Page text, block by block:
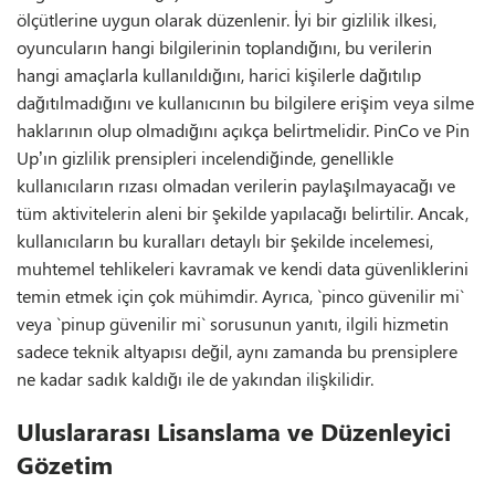
ölçütlerine uygun olarak düzenlenir. İyi bir gizlilik ilkesi,
oyuncuların hangi bilgilerinin toplandığını, bu verilerin
hangi amaçlarla kullanıldığını, harici kişilerle dağıtılıp
dağıtılmadığını ve kullanıcının bu bilgilere erişim veya silme
haklarının olup olmadığını açıkça belirtmelidir. PinCo ve Pin
Up’ın gizlilik prensipleri incelendiğinde, genellikle
kullanıcıların rızası olmadan verilerin paylaşılmayacağı ve
tüm aktivitelerin aleni bir şekilde yapılacağı belirtilir. Ancak,
kullanıcıların bu kuralları detaylı bir şekilde incelemesi,
muhtemel tehlikeleri kavramak ve kendi data güvenliklerini
temin etmek için çok mühimdir. Ayrıca, `pinco güvenilir mi`
veya `pinup güvenilir mi` sorusunun yanıtı, ilgili hizmetin
sadece teknik altyapısı değil, aynı zamanda bu prensiplere
ne kadar sadık kaldığı ile de yakından ilişkilidir.
Uluslararası Lisanslama ve Düzenleyici
Gözetim